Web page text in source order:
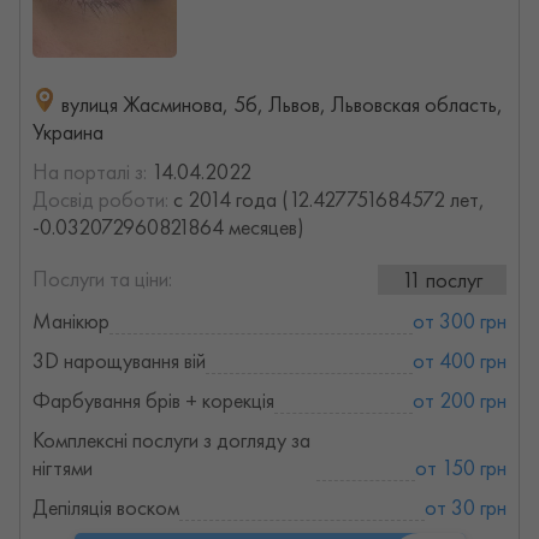
вулиця Жасминова, 5б, Львов, Львовская область,
Украина
На порталі з: 14.04.2022
Досвід роботи: с 2014 года (12.427751684572 лет,
-0.032072960821864 месяцев)
Послуги та ціни:
11 послуг
Манікюр
от 300 грн
3D нарощування вій
от 400 грн
Фарбування брів + корекція
от 200 грн
Комплексні послуги з догляду за
нігтями
от 150 грн
Депіляція воском
от 30 грн